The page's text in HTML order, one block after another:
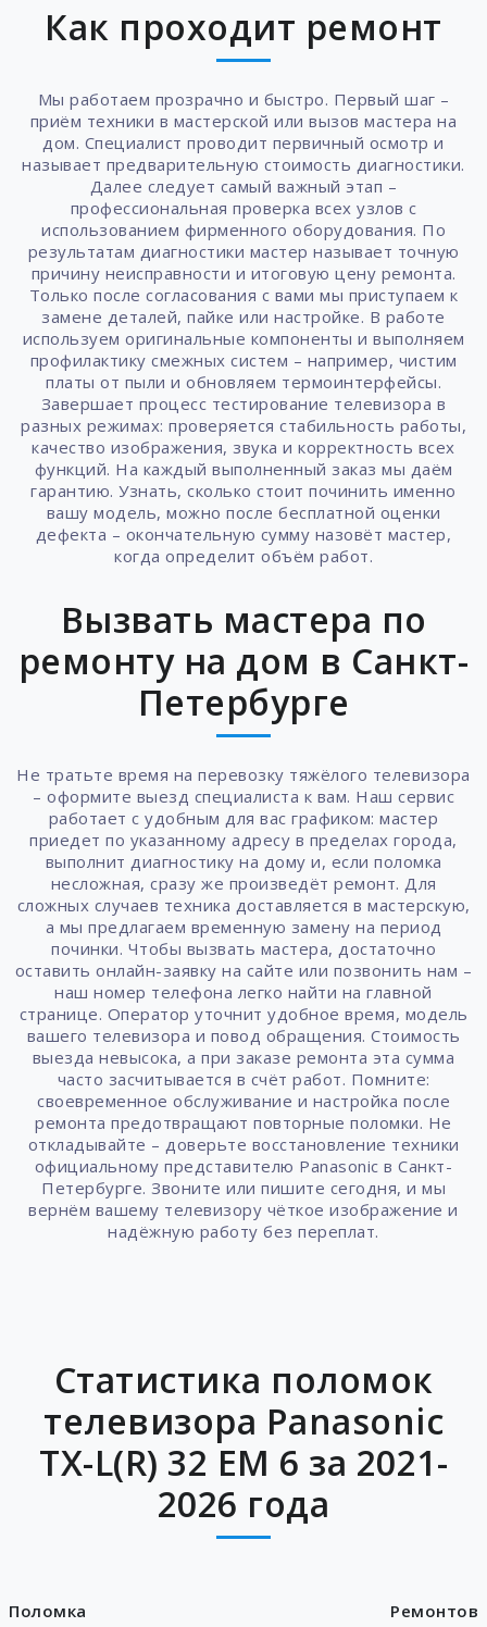
Как проходит ремонт
Мы работаем прозрачно и быстро. Первый шаг –
приём техники в мастерской или вызов мастера на
дом. Специалист проводит первичный осмотр и
называет предварительную стоимость диагностики.
Далее следует самый важный этап –
профессиональная проверка всех узлов с
использованием фирменного оборудования. По
результатам диагностики мастер называет точную
причину неисправности и итоговую цену ремонта.
Только после согласования с вами мы приступаем к
замене деталей, пайке или настройке. В работе
используем оригинальные компоненты и выполняем
профилактику смежных систем – например, чистим
платы от пыли и обновляем термоинтерфейсы.
Завершает процесс тестирование телевизора в
разных режимах: проверяется стабильность работы,
качество изображения, звука и корректность всех
функций. На каждый выполненный заказ мы даём
гарантию. Узнать, сколько стоит починить именно
вашу модель, можно после бесплатной оценки
дефекта – окончательную сумму назовёт мастер,
когда определит объём работ.
Вызвать мастера по
ремонту на дом в Санкт-
Петербурге
Не тратьте время на перевозку тяжёлого телевизора
– оформите выезд специалиста к вам. Наш сервис
работает с удобным для вас графиком: мастер
приедет по указанному адресу в пределах города,
выполнит диагностику на дому и, если поломка
несложная, сразу же произведёт ремонт. Для
сложных случаев техника доставляется в мастерскую,
а мы предлагаем временную замену на период
починки. Чтобы вызвать мастера, достаточно
оставить онлайн-заявку на сайте или позвонить нам –
наш номер телефона легко найти на главной
странице. Оператор уточнит удобное время, модель
вашего телевизора и повод обращения. Стоимость
выезда невысока, а при заказе ремонта эта сумма
часто засчитывается в счёт работ. Помните:
своевременное обслуживание и настройка после
ремонта предотвращают повторные поломки. Не
откладывайте – доверьте восстановление техники
официальному представителю Panasonic в Санкт-
Петербурге. Звоните или пишите сегодня, и мы
вернём вашему телевизору чёткое изображение и
надёжную работу без переплат.
Статистика поломок
телевизора Panasonic
TX-L(R) 32 EM 6 за 2021-
2026 года
Поломка
Ремонтов